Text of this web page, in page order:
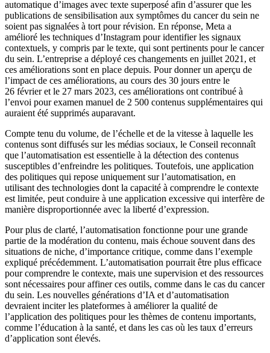
automatique d’images avec texte superposé afin d’assurer que les
publications de sensibilisation aux symptômes du cancer du sein ne
soient pas signalées à tort pour révision. En réponse, Meta a
amélioré les techniques d’Instagram pour identifier les signaux
contextuels, y compris par le texte, qui sont pertinents pour le cancer
du sein. L’entreprise a déployé ces changements en juillet 2021, et
ces améliorations sont en place depuis. Pour donner un aperçu de
l’impact de ces améliorations, au cours des 30 jours entre le
26 février et le 27 mars 2023, ces améliorations ont contribué à
l’envoi pour examen manuel de 2 500 contenus supplémentaires qui
auraient été supprimés auparavant.
Compte tenu du volume, de l’échelle et de la vitesse à laquelle les
contenus sont diffusés sur les médias sociaux, le Conseil reconnaît
que l’automatisation est essentielle à la détection des contenus
susceptibles d’enfreindre les politiques. Toutefois, une application
des politiques qui repose uniquement sur l’automatisation, en
utilisant des technologies dont la capacité à comprendre le contexte
est limitée, peut conduire à une application excessive qui interfère de
manière disproportionnée avec la liberté d’expression.
Pour plus de clarté, l’automatisation fonctionne pour une grande
partie de la modération du contenu, mais échoue souvent dans des
situations de niche, d’importance critique, comme dans l’exemple
expliqué précédemment. L’automatisation pourrait être plus efficace
pour comprendre le contexte, mais une supervision et des ressources
sont nécessaires pour affiner ces outils, comme dans le cas du cancer
du sein. Les nouvelles générations d’IA et d’automatisation
devraient inciter les plateformes à améliorer la qualité de
l’application des politiques pour les thèmes de contenu importants,
comme l’éducation à la santé, et dans les cas où les taux d’erreurs
d’application sont élevés.